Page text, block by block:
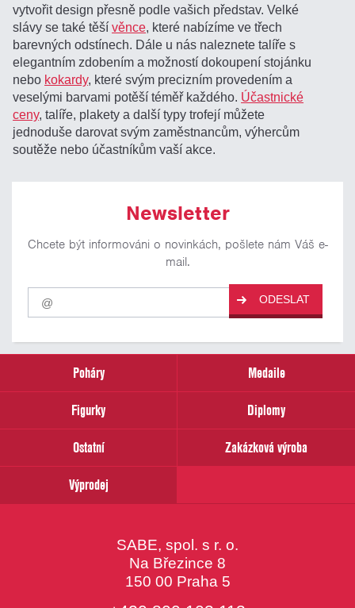
vytvořit design přesně podle vašich představ. Velké
slávy se také těšívěnce, které nabízíme ve třech
barevných odstínech. Dále u nás naleznete talíře s
elegantním zdobením a možností dokoupení stojánku
nebo kokardy, které svým precizním provedením a
veselými barvami potěší téměř každého. Účastnické
ceny, talíře, plakety a další typy trofejí můžete
jednoduše darovat svým zaměstnancům, výhercům
soutěže nebo účastníkům vaší akce.
Newsletter
Chcete být informováni o novinkách, pošlete nám Váš e-
mail.
Pro
odběr
našich
email
ODESLAT
Poháry
Medaile
Figurky
Diplomy
Ostatní
Zakázková výroba
Výprodej
SABE, spol. s r. o.
Na Březince 8
150 00 Praha 5